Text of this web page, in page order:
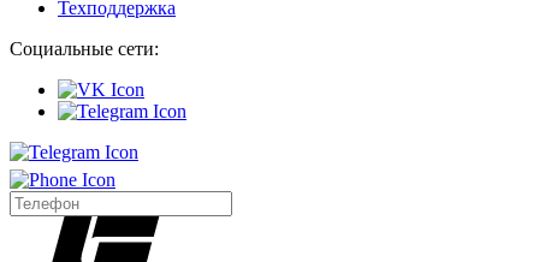
Техподдержка
Социальные сети: